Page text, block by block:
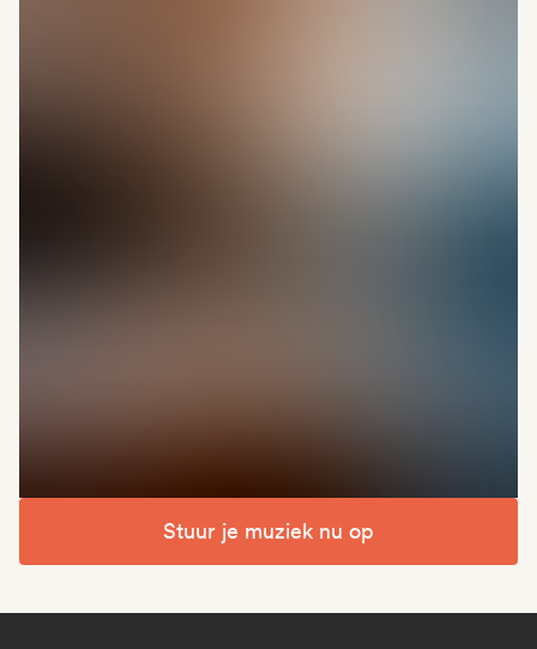
Stuur je muziek nu op